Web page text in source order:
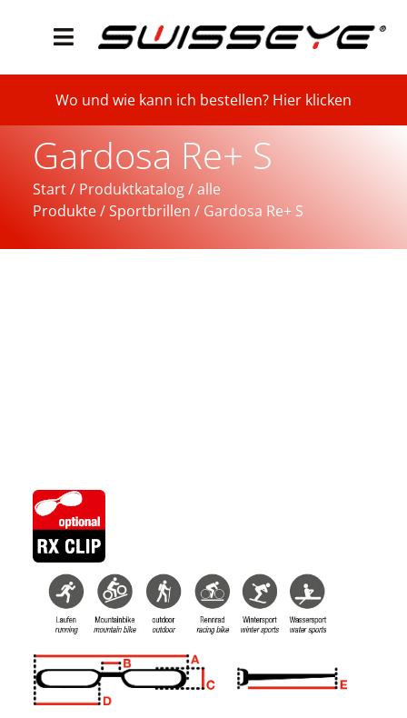
Wo und wie kann ich bestellen? Hier klicken
Gardosa Re+ S
Start/ Produktkatalog/alle
Produkte/Sportbrillen / Gardosa Re+ S